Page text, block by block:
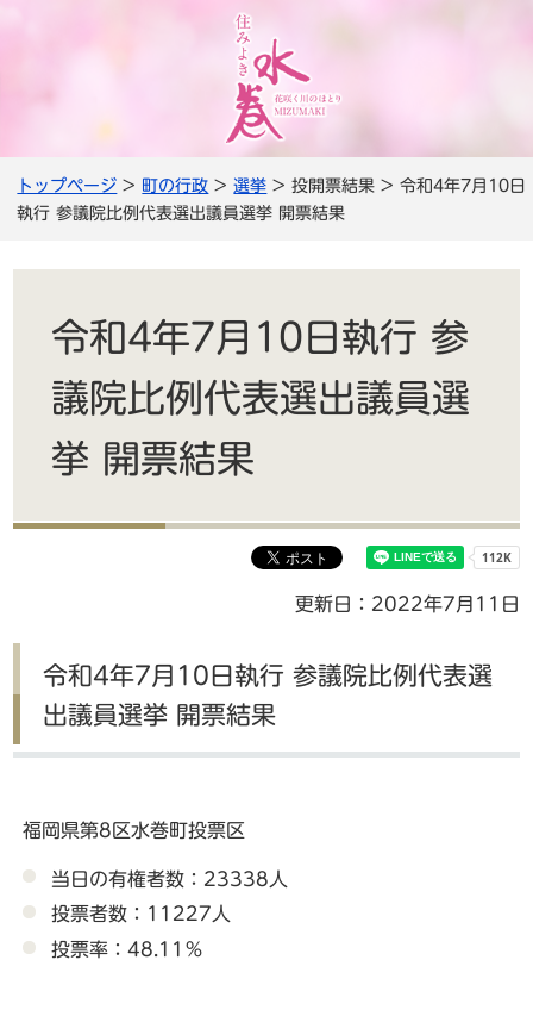
トップページ > 町の行政 >選挙 > 投開票結果 > 令和4年7月10日
執行 参議院比例代表選出議員選挙 開票結果
令和4年7月10日執行 参
議院比例代表選出議員選
挙 開票結果
更新日：2022年7月11日
令和4年7月10日執行 参議院比例代表選
出議員選挙 開票結果
福岡県第8区水巻町投票区
当日の有権者数：23338人
投票者数：11227人
投票率：48.11％